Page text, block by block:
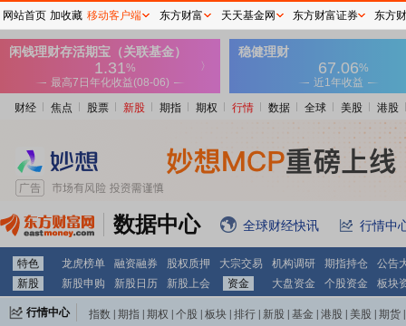
财经 焦点 股票 新股 期指 期权 行情 数据 全球 美股 港股
数据中心 全球财经快讯 行情中
特色 龙虎榜单 融资融券 股权质押 大宗交易 机构调研 期指持仓
公告
新股
新股申购 新股日历 新股上会 资金 大盘资金 个股资金 板块
行情中心 指数 期指 期权 个股 板块 排行 新股 基金 港股 美股 期货
网站首页 加收藏 移动客户端 东方财富 天天基金网 东方财富证券 东方